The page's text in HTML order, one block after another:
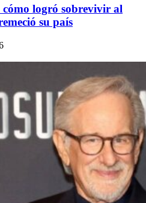
logró sobrevivir al
su país